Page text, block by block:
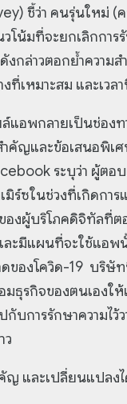
ชี้ว่า คนรุ่นใหม่ (
โน้มที่จะยกเลิกการ
งกล่าวตอกย้ำความ
ที่เหมาะสม และเวล
แอพกลายเป็นช่องท
ำคัญและข้อเสนอพิเ
ระบุว่า ผู้ต
ร์ซในช่วงที่เกิดการ
องผู้บริโภคดิจิทัลที่
ะมีแผนที่จะใช้แอพ
ของโควิด-19 บริษัท
มธุรกิจของตนเองใ
บการรักษาความไว้
ว
ญ และเปลี่ยนแปลง